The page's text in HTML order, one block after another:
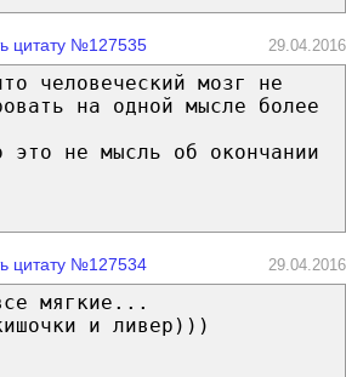
цитату №127535 29.04.2016
человеческий мозг не
на одной мысле более
это не мысль об окончании
цитату №127534 29.04.2016
мягкие...
и ливер)))